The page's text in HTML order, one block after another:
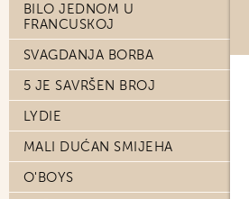
BILO JEDNOM U
FRANCUSKOJ
SVAGDANJA BORBA
5 JE SAVRŠEN BROJ
LYDIE
MALI DUĆAN SMIJEHA
O'BOYS